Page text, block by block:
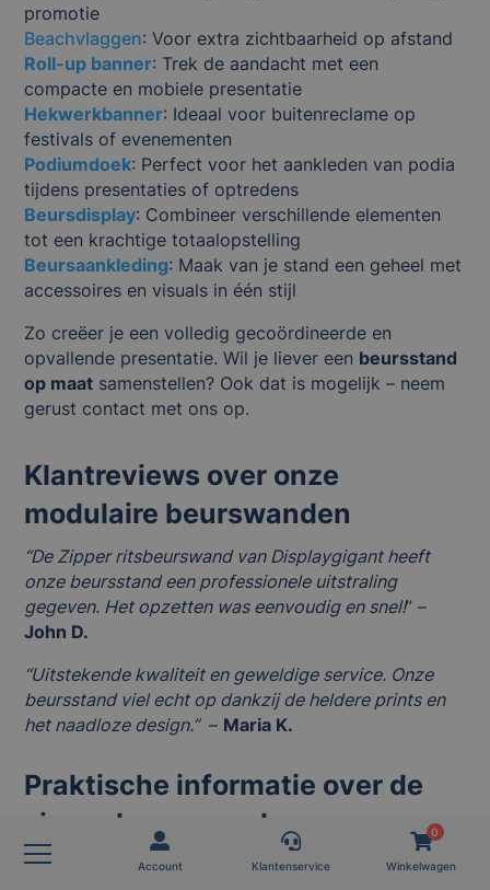
Account Klantenservice
0
Winkelwagen
promotie
Beachvlaggen: Voor extra zichtbaarheid op afstand
Roll-up banner: Trek de aandacht met een
compacte en mobiele presentatie
Hekwerkbanner: Ideaal voor buitenreclame op
festivals of evenementen
Podiumdoek: Perfect voor het aankleden van podia
tijdens presentaties of optredens
Beursdisplay: Combineer verschillende elementen
tot een krachtige totaalopstelling
Beursaankleding: Maak van je stand een geheel met
accessoires en visuals in één stijl
Zo creëer je een volledig gecoördineerde en
opvallende presentatie. Wil je liever een beursstand
op maat samenstellen? Ook dat is mogelijk – neem
gerust contact met ons op.
Klantreviews over onze
modulaire beurswanden
“De Zipper ritsbeurswand van Displaygigant heeft
onze beursstand een professionele uitstraling
gegeven. Het opzetten was eenvoudig en snel!” –
John D.
“Uitstekende kwaliteit en geweldige service. Onze
beursstand viel echt op dankzij de heldere prints en
het naadloze design.” – Maria K.
Praktische informatie over de
zipper beurswand
Een zipper beurswand opzetten is eenvoudig. Het